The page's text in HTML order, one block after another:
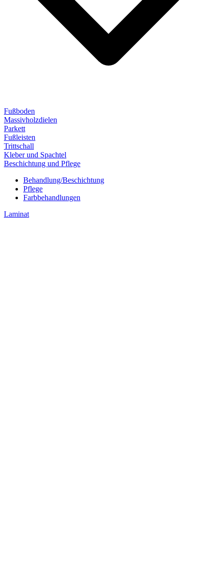
Fußboden
Massivholzdielen
Parkett
Fußleisten
Trittschall
Kleber und Spachtel
Beschichtung und Pflege
Behandlung/Beschichtung
Pflege
Farbbehandlungen
Laminat